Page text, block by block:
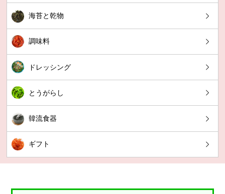
海苔と乾物
調味料
ドレッシング
とうがらし
韓流食器
ギフト